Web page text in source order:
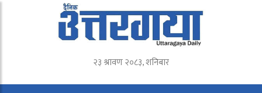
२३ श्रावण २०८३, शनिबार